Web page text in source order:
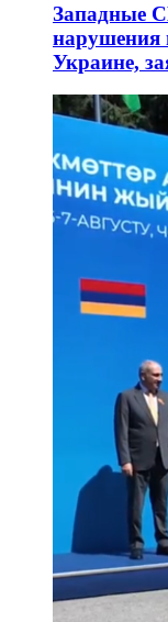
Западные
нарушения
Украине,